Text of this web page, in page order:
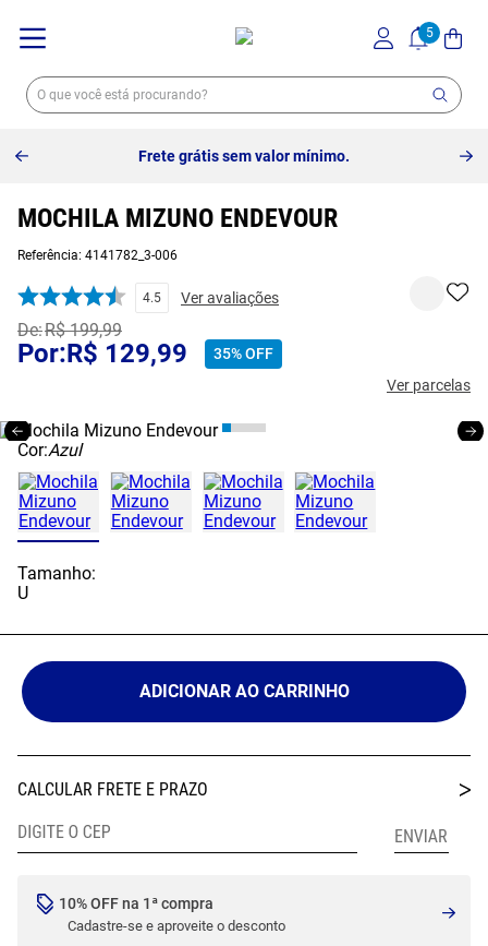
Frete grátis sem valor mínimo.
MOCHILA MIZUNO ENDEVOUR
Referência: 4141782_3-006
4.5 Ver avaliações
R$ 199,99
R$ 129,99 35%OFF
Ver parcelas
Cor:Azul
Tamanho:
U
ADICIONAR AO CARRINHO
10% OFF na 1ª compra
Cadastre-se e aproveite o desconto